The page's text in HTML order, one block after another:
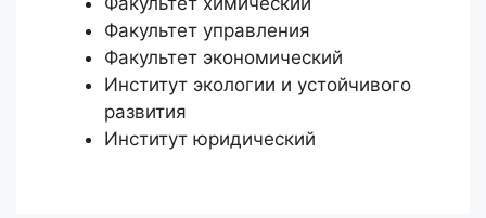
Факультет управления
Факультет экономический
Институт экологии и устойчивого
развития
Институт юридический